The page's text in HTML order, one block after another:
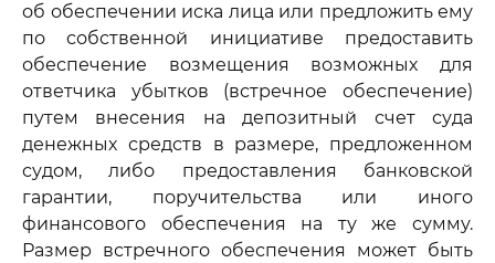
об обеспечении иска лица или предложить ему
по собственной инициативе предоставить
обеспечение возмещения возможных для
ответчика убытков (встречное обеспечение)
путем внесения на депозитный счет суда
денежных средств в размере, предложенном
судом, либо предоставления банковской
гарантии, поручительства или иного
финансового обеспечения на ту же сумму.
Размер встречного обеспечения может быть